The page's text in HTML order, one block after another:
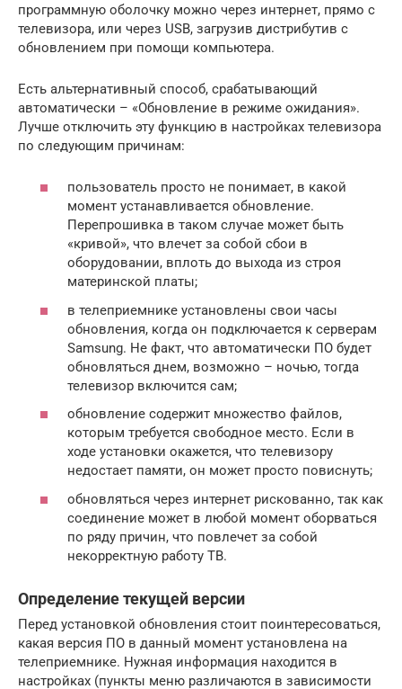
программную оболочку можно через интернет, прямо с
телевизора, или через USB, загрузив дистрибутив с
обновлением при помощи компьютера.
Есть альтернативный способ, срабатывающий
автоматически – «Обновление в режиме ожидания».
Лучше отключить эту функцию в настройках телевизора
по следующим причинам:
пользователь просто не понимает, в какой
момент устанавливается обновление.
Перепрошивка в таком случае может быть
«кривой», что влечет за собой сбои в
оборудовании, вплоть до выхода из строя
материнской платы;
в телеприемнике установлены свои часы
обновления, когда он подключается к серверам
Samsung. Не факт, что автоматически ПО будет
обновляться днем, возможно – ночью, тогда
телевизор включится сам;
обновление содержит множество файлов,
которым требуется свободное место. Если в
ходе установки окажется, что телевизору
недостает памяти, он может просто повиснуть;
обновляться через интернет рискованно, так как
соединение может в любой момент оборваться
по ряду причин, что повлечет за собой
некорректную работу ТВ.
Определение текущей версии
Перед установкой обновления стоит поинтересоваться,
какая версия ПО в данный момент установлена на
телеприемнике. Нужная информация находится в
настройках (пункты меню различаются в зависимости